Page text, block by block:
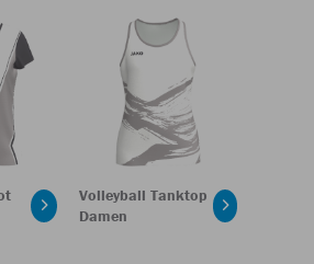
Volleyball Tanktop
Damen